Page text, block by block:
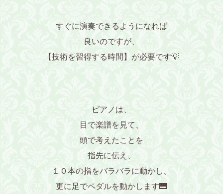
すぐに演奏できるようになれば
良いのですが、
【技術を習得する時間】が必要です💡
ピアノは、
目で楽譜を見て、
頭で考えたことを
指先に伝え、
１０本の指をバラバラに動かし、
更に足でペダルを動かします🎹